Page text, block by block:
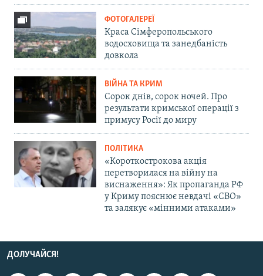
ФОТОГАЛЕРЕЇ
Краса Сімферопольського
водосховища та занедбаність
довкола
ВІЙНА ТА КРИМ
Сорок днів, сорок ночей. Про
результати кримської операції з
примусу Росії до миру
ПОЛІТИКА
«Короткострокова акція
перетворилася на війну на
виснаження»: Як пропаганда РФ
у Криму пояснює невдачі «СВО»
та залякує «мінними атаками»
ДОЛУЧАЙСЯ!